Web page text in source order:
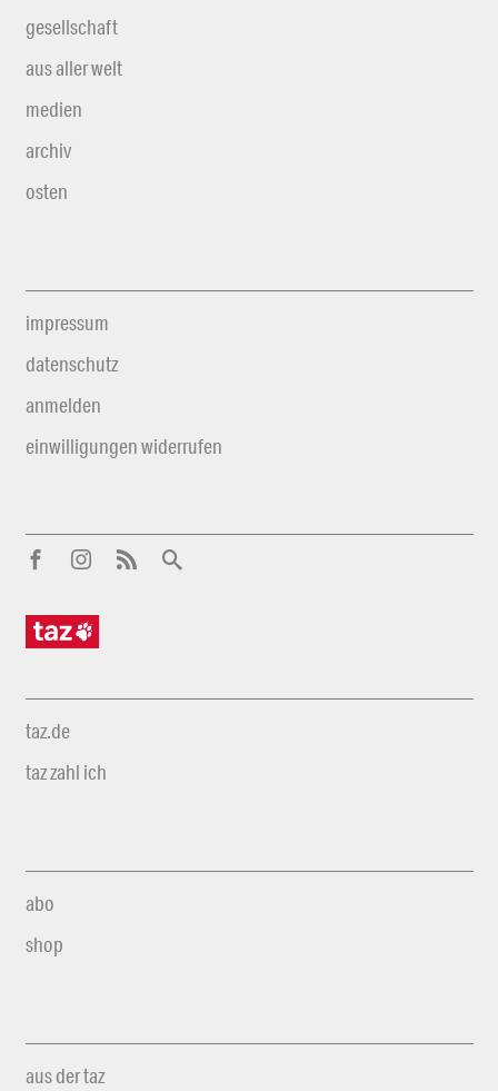
gesellschaft
aus aller welt
medien
archiv
osten
impressum
datenschutz
anmelden
einwilligungen widerrufen
taz.de
taz zahl ich
abo
shop
aus der taz